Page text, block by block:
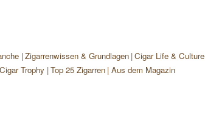
Zigarrenwissen & Grundlagen Cigar Life & Culture
Cigar Trophy Top 25 Zigarren Aus dem Magazin